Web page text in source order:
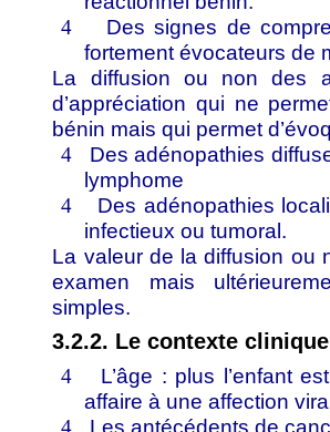
4
Des signes de
fortement évocateurs de
La diffusion ou non des
d’appréciation qui ne
bénin mais qui permet
4
Des adénopathies
lymphome
4
Des adénopathies
infectieux ou tumoral.
La valeur de la diffusion ou
examen mais
simples.
3.2.2. Le contexte
4
L’âge : plus l’enfant
affaire à une affection
4 Les antécédents de